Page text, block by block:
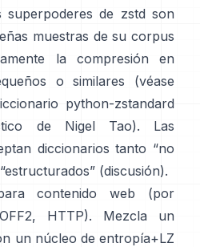
de zstd son
muestras de su corpus
la compresión en
o similares (véase
python-zstandard
de Nigel Tao). Las
diccionarios tanto “no
(discusión).
contenido web (por
HTTP). Mezcla un
un núcleo de entropía+LZ